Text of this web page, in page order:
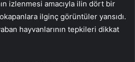
izlenmesi amacıyla ilin dört bir
ilginç görüntüler yansıdı.
hayvanlarının tepkileri dikkat